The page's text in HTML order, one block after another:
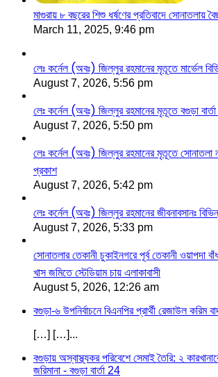
মাগুরায় ৮ বছরের শিশু ধর্ষণের প্রতিবাদে সোনাতলায়
March 11, 2025, 9:46 pm
লেঃ কর্নেল (অবঃ) জিল্লুর রহমানের মৃতূতে মার্ভেল
August 7, 2026, 5:56 pm
লেঃ কর্নেল (অবঃ) জিল্লুর রহমানের মৃতূতে বগুড়া
August 7, 2026, 5:50 pm
লেঃ কর্নেল (অবঃ) জিল্লুর রহমানের মৃতূতে সোনাতলা
প্রকাশ
August 7, 2026, 5:42 pm
লেঃ কর্নেল (অবঃ) জিল্লুর রহমানের জীবনাবসানঃ
August 7, 2026, 5:33 pm
সোনাতলার তেকানী চুকাইনগরে পূর্ব তেকানী ওয়াপদা
খাস জমিতে স্টেডিয়াম চায় এলাকাবাসী
August 5, 2026, 12:26 am
বগুড়া-৬ উপনির্বাচনে বিএনপির প্রার্থী রেজাউল করিম
[…] […]...
বগুড়ায় অস্বাস্থ্যকর পরিবেশে সেমাই তৈরি: ২
জরিমানা - বগুড়া বার্তা 24